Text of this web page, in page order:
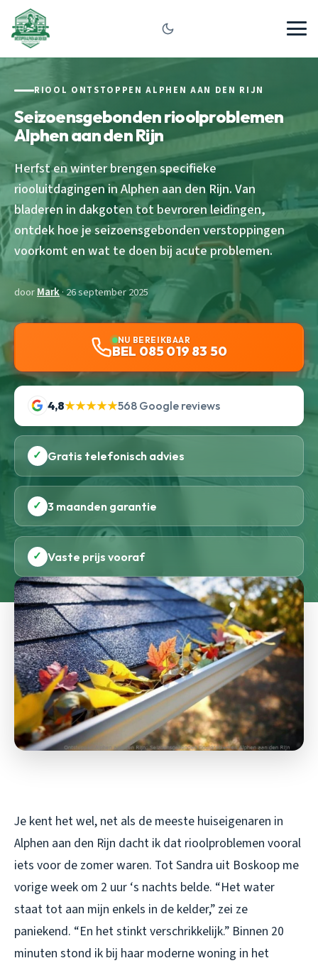
RIOOL ONTSTOPPEN ALPHEN AAN DEN RIJN
Seizoensgebonden rioolproblemen
Alphen aan den Rijn
Herfst en winter brengen specifieke
riooluitdagingen in Alphen aan den Rijn. Van
bladeren in dakgoten tot bevroren leidingen,
ontdek hoe je seizoensgebonden verstoppingen
voorkomt en wat te doen bij acute problemen.
doorMark· 26 september 2025
NU BEREIKBAAR
BEL 085 019 83 50
4,8★★★★★568 Google reviews
✓ Gratis telefonisch advies
✓ 3 maanden garantie
✓ Vaste prijs vooraf
Je kent het wel, net als de meeste huiseigenaren in
Alphen aan den Rijn dacht ik dat rioolproblemen vooral
iets voor de zomer waren. Tot Sandra uit Boskoop me
vorige week om 2 uur ‘s nachts belde. “Het water
staat tot aan mijn enkels in de kelder,” zei ze
paniekend. “En het stinkt verschrikkelijk.” Binnen 20
minuten stond ik bij haar moderne woning in het